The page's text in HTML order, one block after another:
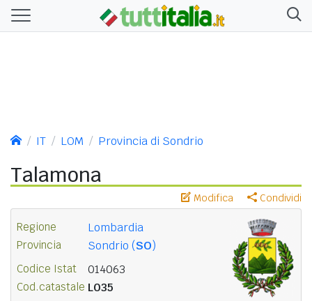
IT LOM Provincia di Sondrio
Talamona
Modifica Condividi
Regione Lombardia
Provincia Sondrio (SO)
Codice Istat 014063
Cod.catastale L035